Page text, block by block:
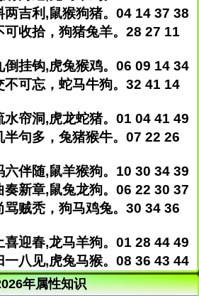
吉利,鼠猴狗猪。04 14 37 38
收拾，狗猪兔羊。28 27 11
挂钩,虎兔猴鸡。06 09 14 34
可忘，蛇马牛狗。32 41 14
帘洞,虎龙蛇猪。01 04 41 49
句多，兔猪猴牛。07 22 26
伴随,鼠羊猴狗。10 30 34 39
新章,鼠兔龙狗。06 22 30 37
贼秃，狗马鸡兔。30 34 36
迎春,龙马羊狗。01 28 44 49
八见,虎兔马猴。08 36 43 44
年属性知识